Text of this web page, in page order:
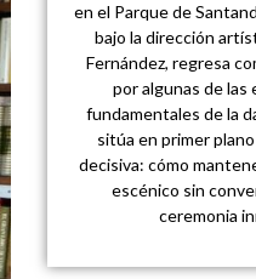
en el Parque de
bajo la dirección
Fernández, regresa
por algunas de las
fundamentales de la
sitúa en primer
decisiva: cómo
escénico sin
ceremonia